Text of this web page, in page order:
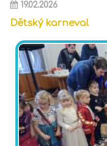
19.02.2026
Dětský karneval